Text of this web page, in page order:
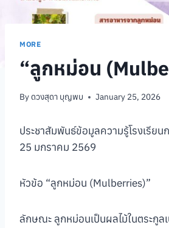
MORE
“ลูกหม่อน
Byดวงสุดา บุญพบ January 25, 2026
ประชาสัมพันธ์ข้อมูลความรู้โรงเรียน
25 มกราคม 2569
หัวข้อ “ลูกหม่อน (Mulberries)”
ลักษณะ ลูกหม่อนเป็นผลไม้ในตระกูล